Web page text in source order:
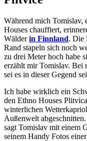
Während mich Tomislav,
Houses chauffiert,
Wälderin Finnland. Die
Rand stapeln sich noch
zu drei Meter hoch habe
erzählt mir Tomislav. Bei
sei es in dieser Gegend
Ich habe wirklich ein
den Ethno Houses
winterlichen
Außenwelt
sagt Tomislav mit einem
seinem Handy Fotos